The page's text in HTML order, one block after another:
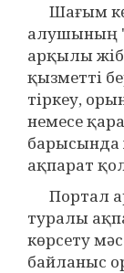
Шағым
алушының
арқылы
қызметті
тіркеу,
немесе
барысында
ақпарат
Портал
туралы
көрсету
байланыс